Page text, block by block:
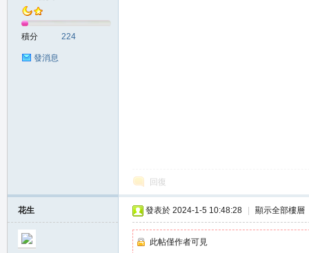
積分 224
發消息
回復
花生 發表於 2024-1-5 10:48:28 顯示全部樓層
此帖僅作者可見